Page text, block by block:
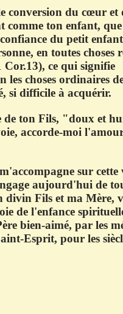
conversion du cœur et
comme ton enfant,
du petit
en toutes choses
ce qui signifie
les choses ordinaires
si difficile à acquérir.
de ton Fils, "doux et
accorde-moi
sur cette
aujourd'hui de
divin Fils et ma Mère,
de l'enfance
bien-aimé, par les
Esprit, pour les